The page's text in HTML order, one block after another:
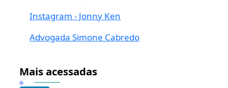
Instagram - Jonny Ken
Advogada Simone Cabredo
Mais acessadas